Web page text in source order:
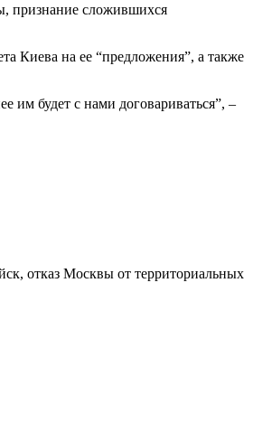
признание сложившихся
Киева на ее “предложения”, а также
им будет с нами договариваться”, –
отказ Москвы от территориальных